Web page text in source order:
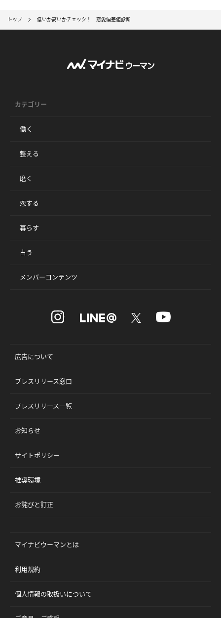
トップ 低いか高いかチェック！ 恋愛偏差値診断
カテゴリー
働く
整える
磨く
恋する
暮らす
占う
メンバーコンテンツ
広告について
プレスリリース窓口
プレスリリース一覧
お知らせ
サイトポリシー
推奨環境
お詫びと訂正
マイナビウーマンとは
利用規約
個人情報の取扱いについて